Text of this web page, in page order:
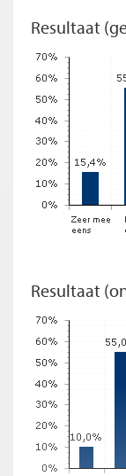
Resultaat
Resultaat